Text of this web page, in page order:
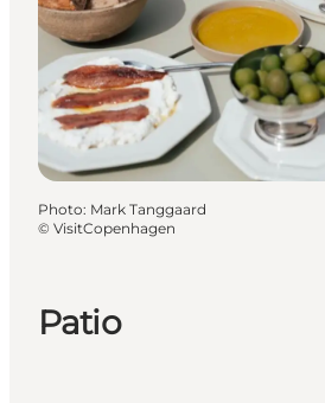
Patio
Photo: Mark Tanggaard
© VisitCopenhagen